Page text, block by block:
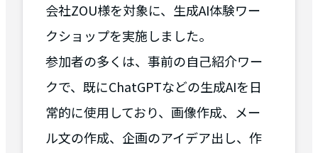
会社ZOU様を対象に、生成AI体験ワー
クショップを実施しました。
参加者の多くは、事前の自己紹介ワー
クで、既にChatGPTなどの生成AIを日
常的に使用しており、画像作成、メー
ル文の作成、企画のアイデア出し、作